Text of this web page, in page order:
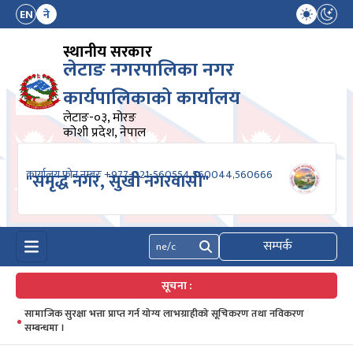
EN ने
स्थानीय सरकार
लेटाङ नगरपालिका नगर
कार्यपालिकाको कार्यालय
लेटाङ-०३, मोरङ
कोशी प्रदेश, नेपाल
कार्यालय फोन नम्बरः +977-021-560554,560044,560666
"समृद्ध नगर, सुखी नगरवासी"
खोज्नुहोस् सम्पर्क
सूचना :
सामाजिक सुरक्षा भत्ता प्राप्त गर्न योग्य लाभग्राहीको सूचिकरण तथा नविकरण
सम्बन्धमा ।